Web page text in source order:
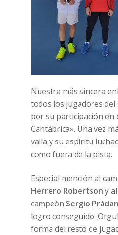
Nuestra más sincera
todos los jugadores del
por su participación en
Cantábrica». Una vez
valía y su espíritu
como fuera de la pista.
Especial mención al
Herrero Robertson y
campeón Sergio
logro conseguido.
forma del resto de